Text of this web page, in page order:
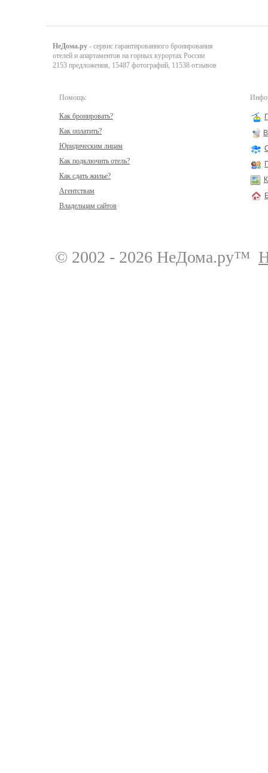
НеДома.ру - сервис гарантированного бронирования
отелей и апартаментов на горных курортах России
2153 предложения, 15487 фотографий, 11538 отзывов
Помощь:
Как бронировать?
Как оплатить?
Юридическим лицам
Как подключить отель?
Как сдать жилье?
Агентствам
Владельцам сайтов
© 2002 - 2026 НеДома.ру™